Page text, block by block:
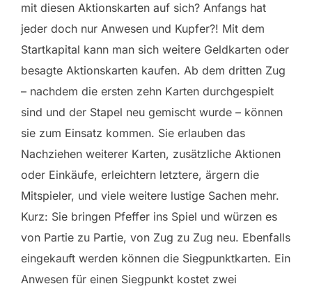
mit diesen Aktionskarten auf sich? Anfangs hat
jeder doch nur Anwesen und Kupfer?! Mit dem
Startkapital kann man sich weitere Geldkarten oder
besagte Aktionskarten kaufen. Ab dem dritten Zug
– nachdem die ersten zehn Karten durchgespielt
sind und der Stapel neu gemischt wurde – können
sie zum Einsatz kommen. Sie erlauben das
Nachziehen weiterer Karten, zusätzliche Aktionen
oder Einkäufe, erleichtern letztere, ärgern die
Mitspieler, und viele weitere lustige Sachen mehr.
Kurz: Sie bringen Pfeffer ins Spiel und würzen es
von Partie zu Partie, von Zug zu Zug neu. Ebenfalls
eingekauft werden können die Siegpunktkarten. Ein
Anwesen für einen Siegpunkt kostet zwei